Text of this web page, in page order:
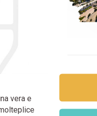
vera e